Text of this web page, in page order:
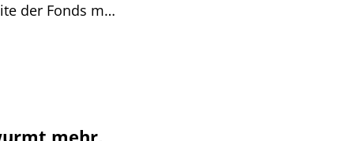
der Fonds mit
2012.
mehr,